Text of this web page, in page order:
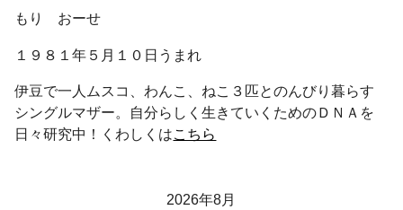
もり おーせ
１９８１年５月１０日うまれ
伊豆で一人ムスコ、わんこ、ねこ３匹とのんびり暮らす
シングルマザー。自分らしく生きていくためのＤＮＡを
日々研究中！くわしくはこちら
2026年8月